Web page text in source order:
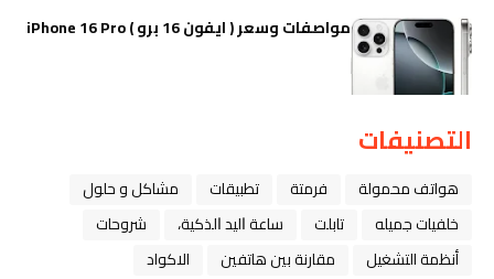
مواصفات وسعر ( ايفون 16 برو ) iPhone 16 Pro
التصنيفات
هواتف محمولة فرمتة تطبيقات
مشاكل و حلول
خلفيات جميله
تابلت ﺳﺎﻋﺔ ﺍﻟﻴﺪ ﺍﻟﺬﻛﻴﺔ،
شروحات
أنظمة التشغيل
مقارنة بين هاتفين
الاكواد